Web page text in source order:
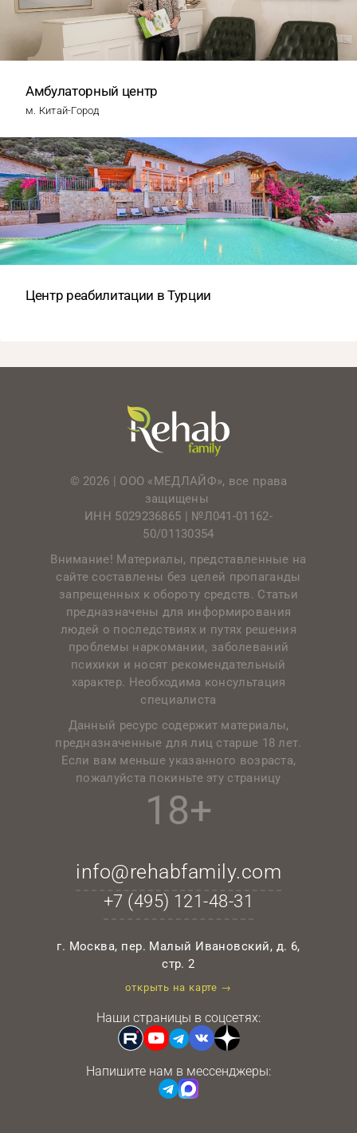
Амбулаторный центр
м. Китай-Город
Центр реабилитации в Турции
© 2026 | ООО «МЕДЛАЙФ», все права
защищены
ИНН 5029236865 | №Л041-01162-
50/01130354
Внимание! Материалы, представленные на
сайте составлены без целей пропаганды
запрещенных к обороту средств. Статьи
предназначены для информирования
людей о последствиях и путях решения
проблемы наркомании, заболеваний
психики и носят рекомендательный
характер. Необходима консультация
специалиста
Данный ресурс содержит материалы,
предназначенные для лиц старше 18 лет.
Если вам меньше указанного возраста,
пожалуйста покиньте эту страницу
18+
info@rehabfamily.com
+7 (495) 121-48-31
г. Москва, пер. Малый Ивановский, д. 6,
стр. 2
открыть на карте →
Наши страницы в соцсетях:
Напишите нам в мессенджеры: